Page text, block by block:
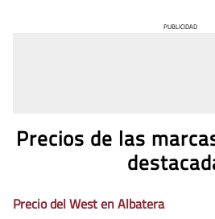
PUBLICIDAD
Precios de las
Precio del West en Albatera